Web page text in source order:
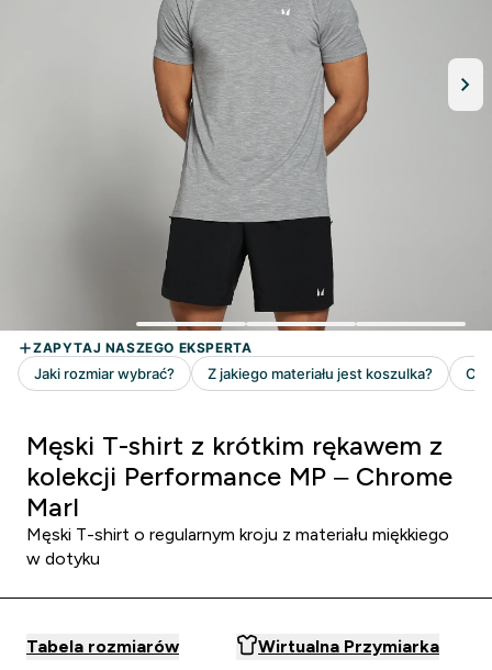
Męski T-shirt z krótkim rękawem z
kolekcji Performance MP – Chrome
Marl
Męski T-shirt o regularnym kroju z materiału miękkiego
w dotyku
Tabela rozmiarów Wirtualna Przymiarka